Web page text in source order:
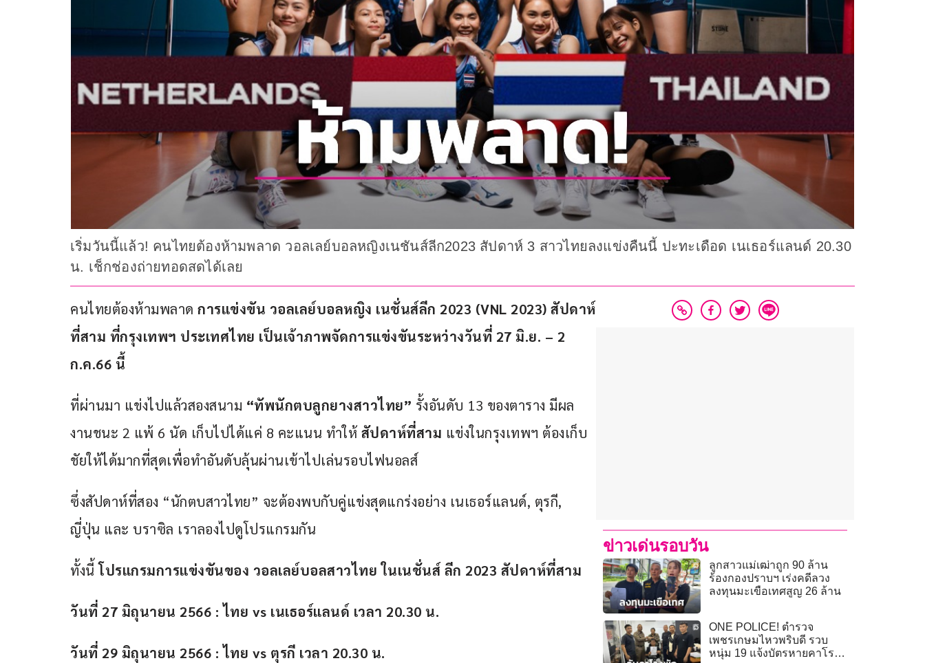
เริ่มวันนี้แล้ว! คนไทยต้องห้ามพลาด วอลเลย์บอลหญิงเนชันส์ลีก2023 สัปดาห์ 3 สาวไทยลงแข่งคืนนี้ ปะทะเดือด เนเธอร์แลนด์ 20.30
น. เช็กช่องถ่ายทอดสดได้เลย
คนไทยต้องห้ามพลาด การแข่งขัน วอลเลย์บอลหญิง เนชั่นส์ลีก 2023 (VNL 2023) สัปดาห์
ที่สาม ที่กรุงเทพฯ ประเทศไทย เป็นเจ้าภาพจัดการแข่งขันระหว่างวันที่ 27 มิ.ย. – 2
ก.ค.66 นี้
ที่ผ่านมา แข่งไปแล้วสองสนาม “ทัพนักตบลูกยางสาวไทย” รั้งอันดับ 13 ของตาราง มีผล
งานชนะ 2 แพ้ 6 นัด เก็บไปได้แค่ 8 คะแนน ทำให้ สัปดาห์ที่สาม แข่งในกรุงเทพฯ ต้องเก็บ
ชัยให้ได้มากที่สุดเพื่อทำอันดับลุ้นผ่านเข้าไปเล่นรอบไฟนอลส์
ซึ่งสัปดาห์ที่สอง “นักตบสาวไทย” จะต้องพบกับคู่แข่งสุดแกร่งอย่าง เนเธอร์แลนด์, ตุรกี,
ญี่ปุ่น และ บราซิล เราลองไปดูโปรแกรมกัน
ทั้งนี้ โปรแกรมการแข่งขันของ วอลเลย์บอลสาวไทย ในเนชั่นส์ ลีก 2023 สัปดาห์ที่สาม
วันที่ 27 มิถุนายน 2566 : ไทย vs เนเธอร์แลนด์ เวลา 20.30 น.
วันที่ 29 มิถุนายน 2566 : ไทย vs ตุรกี เวลา 20.30 น.
ข่าวเด่นรอบวัน
ลูกสาวแม่เฒ่าถูก 90 ล้าน
ร้องกองปราบฯ เร่งคดีลวง
ลงทุนมะเขือเทศสูญ 26 ล้าน
ONE POLICE! ตำรวจ
เพชรเกษมไหวพริบดี รวบ
หนุ่ม 19 แจ้งบัตรหายคาโรง